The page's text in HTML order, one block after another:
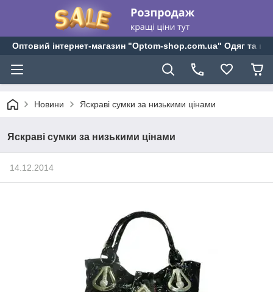
Оптовий інтернет-магазин "Optom-shop.com.ua" Одяг та
Новини Яскраві сумки за низькими цінами
Яскраві сумки за низькими цінами
14.12.2014